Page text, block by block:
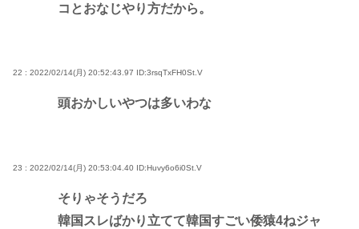
コとおなじやり方だから。
22 : 2022/02/14(月) 20:52:43.97 ID:3rsqTxFH0St.V
頭おかしいやつは多いわな
23 : 2022/02/14(月) 20:53:04.40 ID:Huvy6o6i0St.V
そりゃそうだろ
韓国スレばかり立てて韓国すごい倭猿4ねジャ